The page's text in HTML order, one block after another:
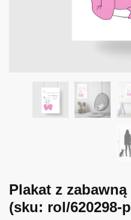
Plakat z
(sku: rol/620298-